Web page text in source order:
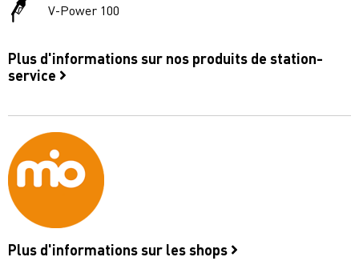
V-Power 100
Plus d'informations sur nos produits de station-
service
Plus d'informations sur les shops